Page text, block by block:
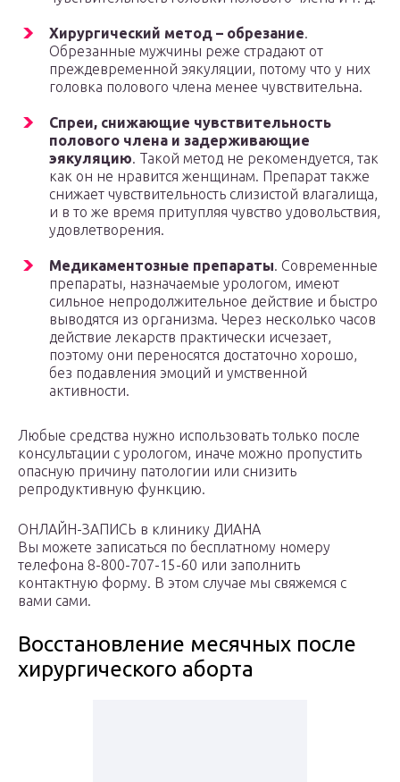
Хирургический метод – обрезание.
Обрезанные мужчины реже страдают от
преждевременной эякуляции, потому что у них
головка полового члена менее чувствительна.
Спреи, снижающие чувствительность
полового члена и задерживающие
эякуляцию. Такой метод не рекомендуется, так
как он не нравится женщинам. Препарат также
снижает чувствительность слизистой влагалища,
и в то же время притупляя чувство удовольствия,
удовлетворения.
Медикаментозные препараты. Современные
препараты, назначаемые урологом, имеют
сильное непродолжительное действие и быстро
выводятся из организма. Через несколько часов
действие лекарств практически исчезает,
поэтому они переносятся достаточно хорошо,
без подавления эмоций и умственной
активности.
Любые средства нужно использовать только после
консультации с урологом, иначе можно пропустить
опасную причину патологии или снизить
репродуктивную функцию.
ОНЛАЙН-ЗАПИСЬ в клинику ДИАНА
Вы можете записаться по бесплатному номеру
телефона 8-800-707-15-60 или заполнить
контактную форму. В этом случае мы свяжемся с
вами сами.
Восстановление месячных после
хирургического аборта